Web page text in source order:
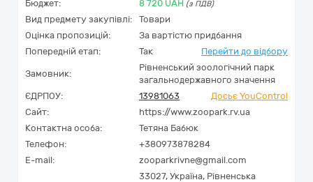
Бюджет: 8 720 UAH (з ПДВ)
Вид предмету закупівлі:
Товари
Оцінка пропозицій:
За вартістю придбання
Попередній етап:
Так Перейти до відбору
Замовник:
Рівненський зоологічний парк
загальнодержавного значення
ЄДРПОУ:
13981063
Досьє YouControl
Сайт:
https://www.zoopark.rv.ua
Контактна особа:
Тетяна Бабюк
Телефон:
+380973878284
E-mail:
zooparkrivne@gmail.com
33027, Україна, Рівненська